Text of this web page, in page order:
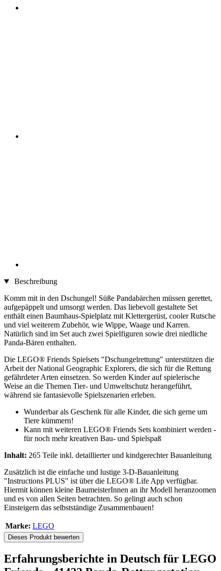
Beschreibung
Komm mit in den Dschungel! Süße Pandabärchen müssen gerettet,
aufgepäppelt und umsorgt werden. Das liebevoll gestaltete Set
enthält einen Baumhaus-Spielplatz mit Klettergerüst, cooler Rutsche
und viel weiterem Zubehör, wie Wippe, Waage und Karren.
Natürlich sind im Set auch zwei Spielfiguren sowie drei niedliche
Panda-Bären enthalten.
Die LEGO® Friends Spielsets "Dschungelrettung" unterstützen die
Arbeit der National Geographic Explorers, die sich für die Rettung
gefährdeter Arten einsetzen. So werden Kinder auf spielerische
Weise an die Themen Tier- und Umweltschutz herangeführt,
während sie fantasievolle Spielszenarien erleben.
Wunderbar als Geschenk für alle Kinder, die sich gerne um
Tiere kümmern!
Kann mit weiteren LEGO® Friends Sets kombiniert werden -
für noch mehr kreativen Bau- und Spielspaß
Inhalt: 265 Teile inkl. detaillierter und kindgerechter Bauanleitung
Zusätzlich ist die einfache und lustige 3-D-Bauanleitung
"Instructions PLUS" ist über die LEGO® Life App verfügbar.
Hiermit können kleine BaumeisterInnen an ihr Modell heranzoomen
und es von allen Seiten betrachten. So gelingt auch schon
Einsteigern das selbstständige Zusammenbauen!
Marke: LEGO
Dieses Produkt bewerten
Erfahrungsberichte in Deutsch für LEGO